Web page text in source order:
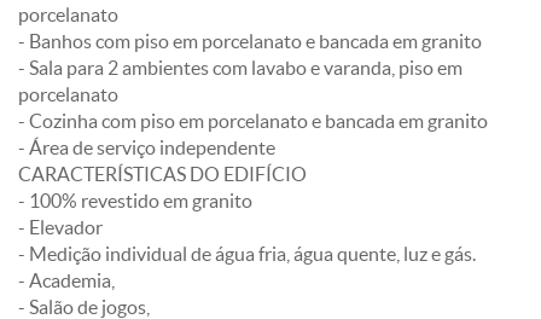
porcelanato
- Banhos com piso em porcelanato e bancada em granito
- Sala para 2 ambientes com lavabo e varanda, piso em
porcelanato
- Cozinha com piso em porcelanato e bancada em granito
- Área de serviço independente
CARACTERÍSTICAS DO EDIFÍCIO
- 100% revestido em granito
- Elevador
- Medição individual de água fria, água quente, luz e gás.
- Academia,
- Salão de jogos,